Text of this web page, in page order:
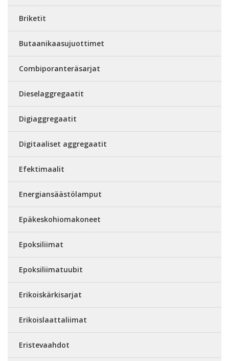
Briketit
Butaanikaasujuottimet
Combiporanteräsarjat
Dieselaggregaatit
Digiaggregaatit
Digitaaliset aggregaatit
Efektimaalit
Energiansäästölamput
Epäkeskohiomakoneet
Epoksiliimat
Epoksiliimatuubit
Erikoiskärkisarjat
Erikoislaattaliimat
Eristevaahdot